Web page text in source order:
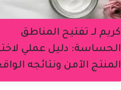
كريم لـ تفتيح المناطق
الحساسة: دليل عملي
المنتج الآمن ونتائجه